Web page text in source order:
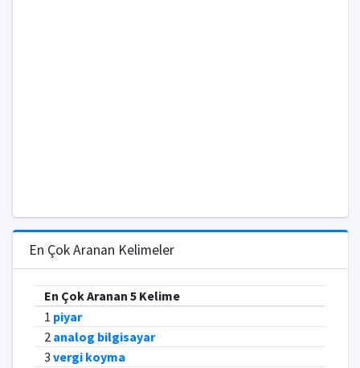
En Çok Aranan Kelimeler
En Çok Aranan 5 Kelime
1 piyar
2 analog bilgisayar
3 vergi koyma